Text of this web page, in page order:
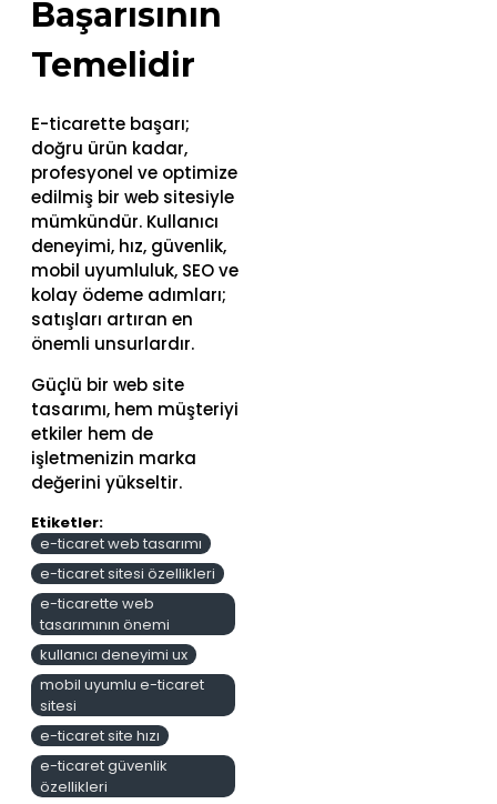
Başarısının
Temelidir
E-ticarette başarı;
doğru ürün kadar,
profesyonel ve optimize
edilmiş bir web sitesiyle
mümkündür. Kullanıcı
deneyimi, hız, güvenlik,
mobil uyumluluk, SEO ve
kolay ödeme adımları;
satışları artıran en
önemli unsurlardır.
Güçlü bir web site
tasarımı, hem müşteriyi
etkiler hem de
işletmenizin marka
değerini yükseltir.
Etiketler:
e-ticaret web tasarımı
e-ticaret sitesi özellikleri
e-ticarette web
tasarımının önemi
kullanıcı deneyimi ux
mobil uyumlu e-ticaret
sitesi
e-ticaret site hızı
e-ticaret güvenlik
özellikleri